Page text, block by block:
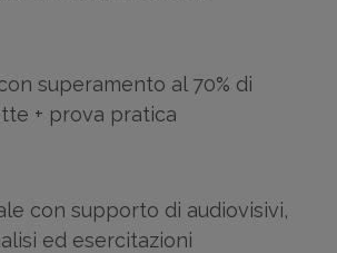
superamento al 70% di
+ prova pratica
con supporto di audiovisivi,
ed esercitazioni